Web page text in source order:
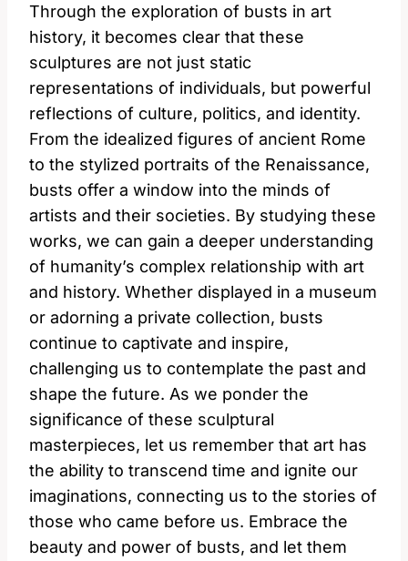
Through the exploration of busts in art
history, it becomes clear that these
sculptures are not just static
representations of individuals, but powerful
reflections of culture, politics, and identity.
From the idealized figures of ancient Rome
to the stylized portraits of the Renaissance,
busts offer a window into the minds of
artists and their societies. By studying these
works, we can gain a deeper understanding
of humanity’s complex relationship with art
and history. Whether displayed in a museum
or adorning a private collection, busts
continue to captivate and inspire,
challenging us to contemplate the past and
shape the future. As we ponder the
significance of these sculptural
masterpieces, let us remember that art has
the ability to transcend time and ignite our
imaginations, connecting us to the stories of
those who came before us. Embrace the
beauty and power of busts, and let them